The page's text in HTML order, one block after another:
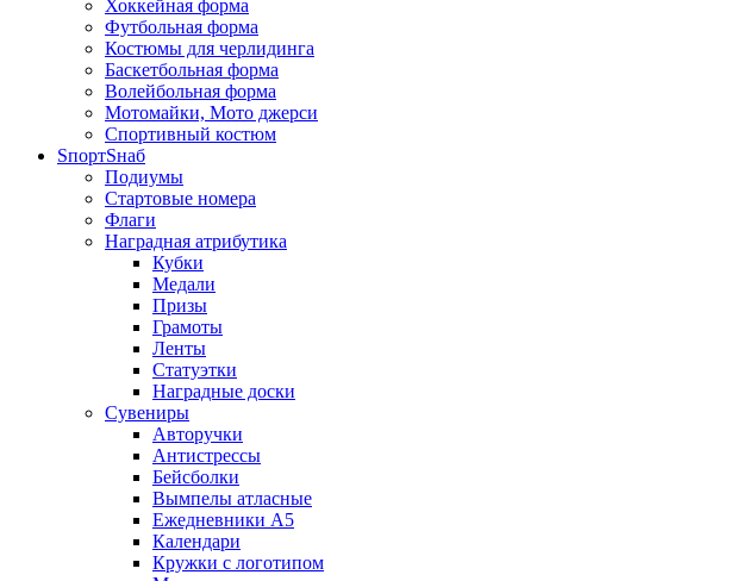
Хоккейная форма
Футбольная форма
Костюмы для черлидинга
Баскетбольная форма
Волейбольная форма
Мотомайки, Мото джерси
Спортивный костюм
SпортSнаб
Подиумы
Стартовые номера
Флаги
Наградная атрибутика
Кубки
Медали
Призы
Грамоты
Ленты
Статуэтки
Наградные доски
Сувениры
Авторучки
Антистрессы
Бейсболки
Вымпелы атласные
Ежедневники А5
Календари
Кружки с логотипом